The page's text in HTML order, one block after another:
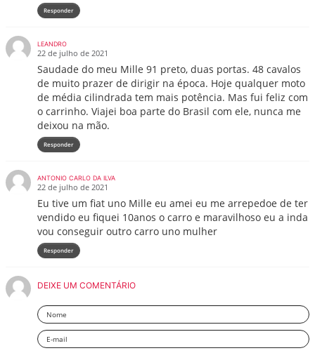
Responder
LEANDRO
22 de julho de 2021
Saudade do meu Mille 91 preto, duas portas. 48 cavalos
de muito prazer de dirigir na época. Hoje qualquer moto
de média cilindrada tem mais potência. Mas fui feliz com
o carrinho. Viajei boa parte do Brasil com ele, nunca me
deixou na mão.
Responder
ANTONIO CARLO DA ILVA
22 de julho de 2021
Eu tive um fiat uno Mille eu amei eu me arrepedoe de ter
vendido eu fiquei 10anos o carro e maravilhoso eu a inda
vou conseguir outro carro uno mulher
Responder
DEIXE UM COMENTÁRIO
Nome
Email